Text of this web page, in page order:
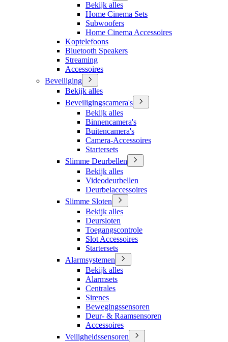
Bekijk alles
Home Cinema Sets
Subwoofers
Home Cinema Accessoires
Koptelefoons
Bluetooth Speakers
Streaming
Accessoires
Beveiliging
Bekijk alles
Beveiligingscamera's
Bekijk alles
Binnencamera's
Buitencamera's
Camera-Accessoires
Startersets
Slimme Deurbellen
Bekijk alles
Videodeurbellen
Deurbelaccessoires
Slimme Sloten
Bekijk alles
Deursloten
Toegangscontrole
Slot Accessoires
Startersets
Alarmsystemen
Bekijk alles
Alarmsets
Centrales
Sirenes
Bewegingssensoren
Deur- & Raamsensoren
Accessoires
Veiligheidssensoren